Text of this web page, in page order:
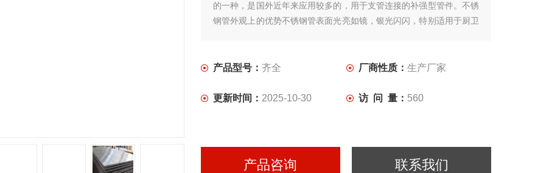
的一种，是国外近年来应用较多的，用于支管连接的补强型管件。不锈
钢管外观上的优势不锈钢管表面光亮如镜，银光闪闪，特别适用于厨卫
产品型号： 齐全 厂商性质： 生产厂家
更新时间： 2025-10-30 访 问 量： 560
产品咨询 联系我们